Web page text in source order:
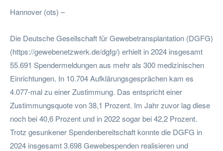
Hannover (ots) –
Die Deutsche Gesellschaft für Gewebetransplantation (DGFG)
(https://gewebenetzwerk.de/dgfg/) erhielt in 2024 insgesamt
55.691 Spendermeldungen aus mehr als 300 medizinischen
Einrichtungen. In 10.704 Aufklärungsgesprächen kam es
4.077-mal zu einer Zustimmung. Das entspricht einer
Zustimmungsquote von 38,1 Prozent. Im Jahr zuvor lag diese
noch bei 40,6 Prozent und in 2022 sogar bei 42,2 Prozent.
Trotz gesunkener Spendenbereitschaft konnte die DGFG in
2024 insgesamt 3.698 Gewebespenden realisieren und